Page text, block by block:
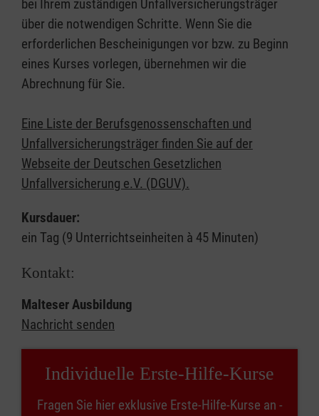
bei Ihrem zuständigen Unfallversicherungsträger
über die notwendigen Schritte. Wenn Sie die
erforderlichen Bescheinigungen vor bzw. zu Beginn
eines Kurses vorlegen, übernehmen wir die
Abrechnung für Sie.
Eine Liste der Berufsgenossenschaften und
Unfallversicherungsträger finden Sie auf der
Webseite der Deutschen Gesetzlichen
Unfallversicherung e.V. (DGUV).
Kursdauer:
ein Tag (9 Unterrichtseinheiten à 45 Minuten)
Kontakt:
Malteser Ausbildung
Nachricht senden
Individuelle Erste-Hilfe-Kurse
Fragen Sie hier exklusive Erste-Hilfe-Kurse an -